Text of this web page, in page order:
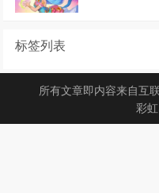
标签列表
所有文章即内容来自互
彩